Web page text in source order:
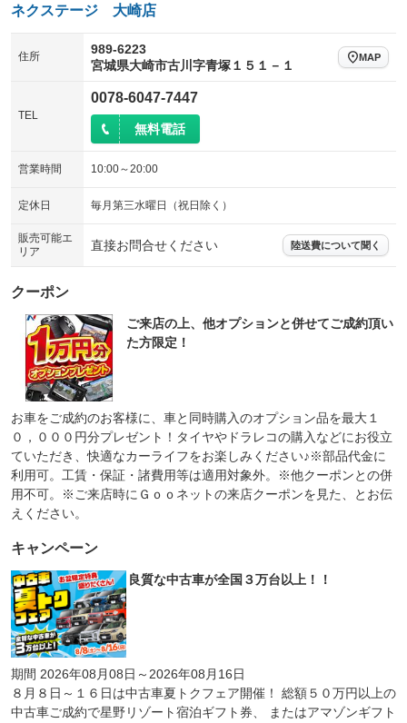
サイドカメラ
：装備なし
エアサスペンション
：装備なし ヘッドライトウォッシャー
ネクステージ 大崎店
住所
989-6223
宮城県大崎市古川字青塚１５１－１
MAP
TEL
0078-6047-7447
無料電話
営業時間 10:00～20:00
定休日 毎月第三水曜日（祝日除く）
販売可能エ
リア
直接お問合せください 陸送費について聞く
クーポン
ご来店の上、他オプションと併せてご成約頂い
た方限定！
お車をご成約のお客様に、車と同時購入のオプション品を最大１
０，０００円分プレゼント！タイヤやドラレコの購入などにお役立
ていただき、快適なカーライフをお楽しみください♪※部品代金に
利用可。工賃・保証・諸費用等は適用対象外。※他クーポンとの併
用不可。※ご来店時にＧｏｏネットの来店クーポンを見た、とお伝
えください。
キャンペーン
良質な中古車が全国３万台以上！！
期間 2026年08月08日～2026年08月16日
８月８日～１６日は中古車夏トクフェア開催！ 総額５０万円以上の
中古車ご成約で星野リゾート宿泊ギフト券、 またはアマゾンギフト